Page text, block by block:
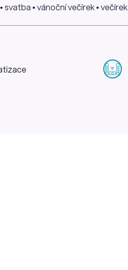
• vánoční večírek •